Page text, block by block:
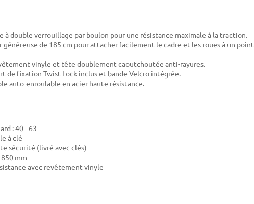
à double verrouillage par boulon pour une résistance maximale à la traction.
généreuse de 185 cm pour attacher facilement le cadre et les roues à un point
vinyle et tête doublement caoutchoutée anti-rayures.
de fixation Twist Lock inclus et bande Velcro intégrée.
auto-enroulable en acier haute résistance.
: 40 - 63
à clé
sécurité (livré avec clés)
mm
avec revêtement vinyle